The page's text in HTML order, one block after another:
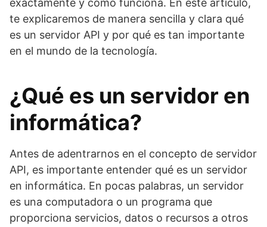
exactamente y cómo funciona. En este artículo,
te explicaremos de manera sencilla y clara qué
es un servidor API y por qué es tan importante
en el mundo de la tecnología.
¿Qué es un servidor en
informática?
Antes de adentrarnos en el concepto de servidor
API, es importante entender qué es un servidor
en informática. En pocas palabras, un servidor
es una computadora o un programa que
proporciona servicios, datos o recursos a otros